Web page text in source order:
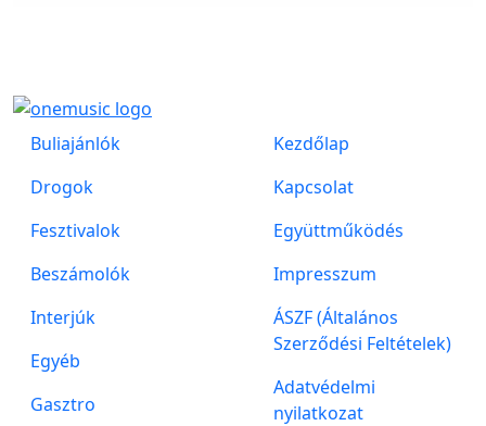
Buliajánlók
Drogok
Fesztivalok
Beszámolók
Interjúk
Egyéb
Gasztro
Kezdőlap
Kapcsolat
Együttműködés
Impresszum
ÁSZF (Általános
Szerződési Feltételek)
Adatvédelmi
nyilatkozat